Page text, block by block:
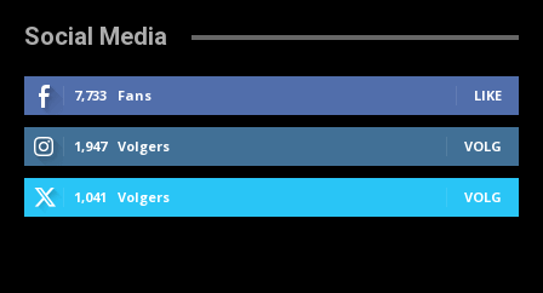
Social Media
7,733 Fans LIKE
1,947 Volgers VOLG
1,041 Volgers VOLG